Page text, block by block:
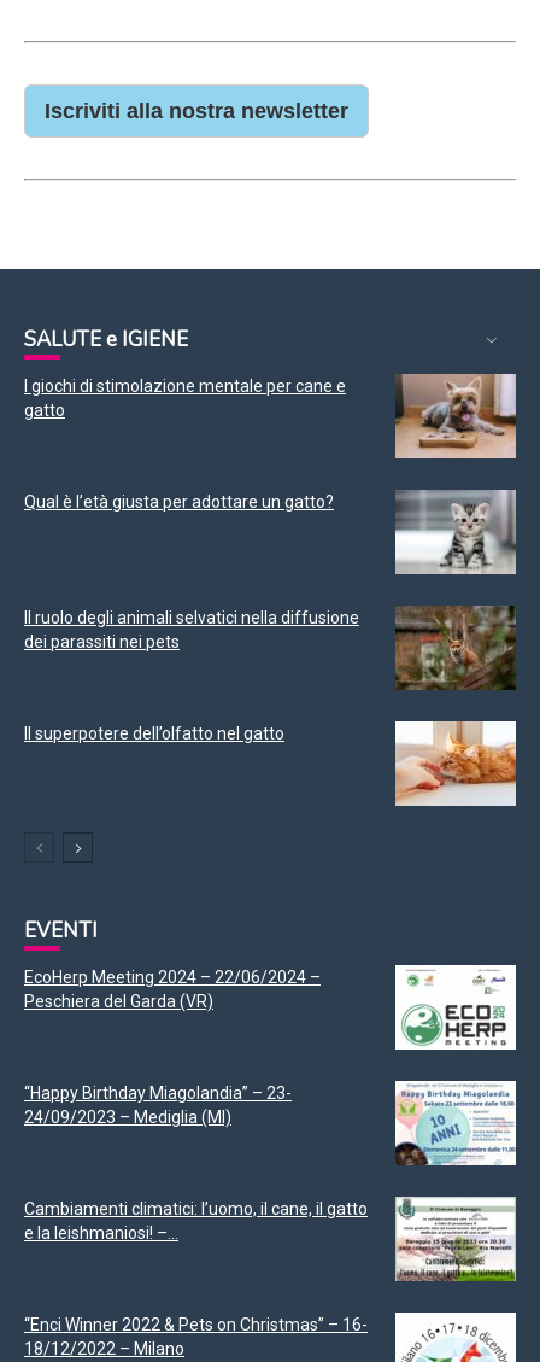
Iscriviti alla nostra newsletter
SALUTE e IGIENE
I giochi di stimolazione mentale per cane e
gatto
Qual è l’età giusta per adottare un gatto?
Il ruolo degli animali selvatici nella diffusione
dei parassiti nei pets
Il superpotere dell’olfatto nel gatto
EVENTI
EcoHerp Meeting 2024 – 22/06/2024 –
Peschiera del Garda (VR)
“Happy Birthday Miagolandia” – 23-
24/09/2023 – Mediglia (MI)
Cambiamenti climatici: l’uomo, il cane, il gatto
e la leishmaniosi! –...
“Enci Winner 2022 & Pets on Christmas” – 16-
18/12/2022 – Milano